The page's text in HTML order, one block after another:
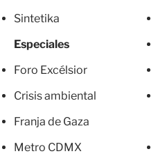
Sintetika
Especiales
Foro Excélsior
Crisis ambiental
Franja de Gaza
Metro CDMX